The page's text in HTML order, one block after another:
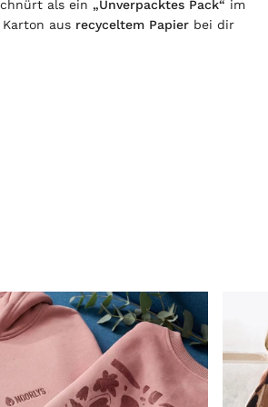
als ein „Unverpacktes Pack“ im
aus recyceltem Papier bei dir